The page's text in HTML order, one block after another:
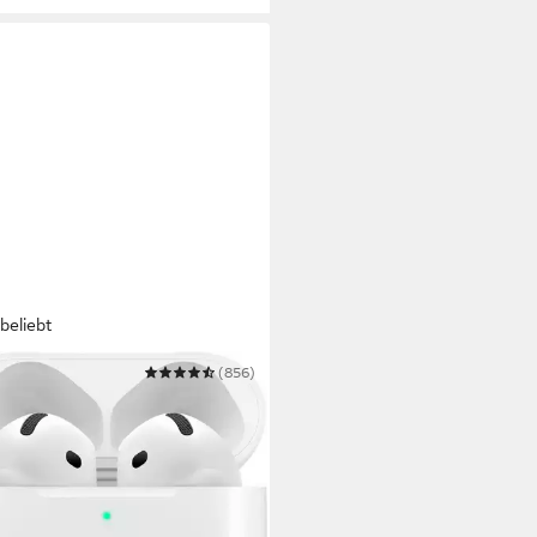
4 wireless In-Ear-Kopfhörer
Verbindung
max. Laufzeit
(856)
€ UVP149,00 €
mtl. in 12 Raten